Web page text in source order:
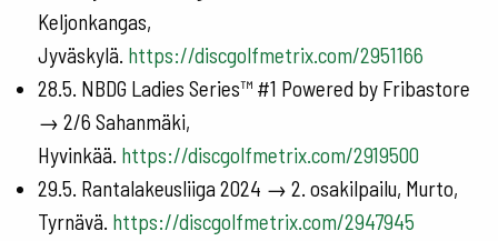
Keljonkangas,
Jyväskylä. https://discgolfmetrix.com/2951166
28.5. NBDG Ladies Series™ #1 Powered by Fribastore
→ 2/6 Sahanmäki,
Hyvinkää. https://discgolfmetrix.com/2919500
29.5. Rantalakeusliiga 2024 → 2. osakilpailu, Murto,
Tyrnävä. https://discgolfmetrix.com/2947945